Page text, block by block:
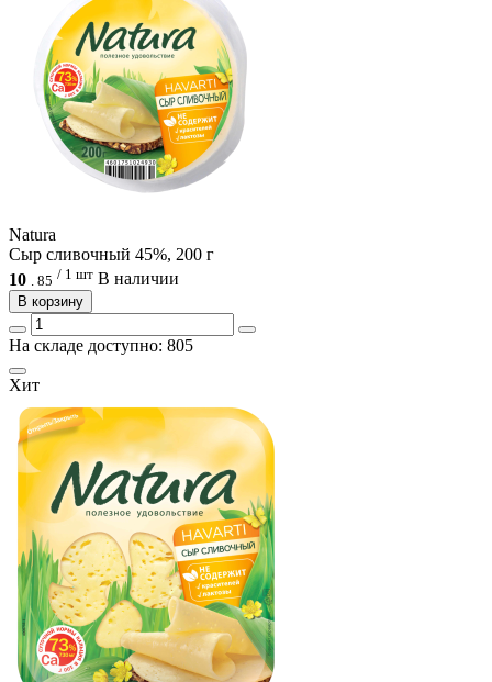
Natura
Сыр сливочный 45%, 200 г
10
85 / 1 шт В наличии
В корзину
На складе доступно: 805
Хит